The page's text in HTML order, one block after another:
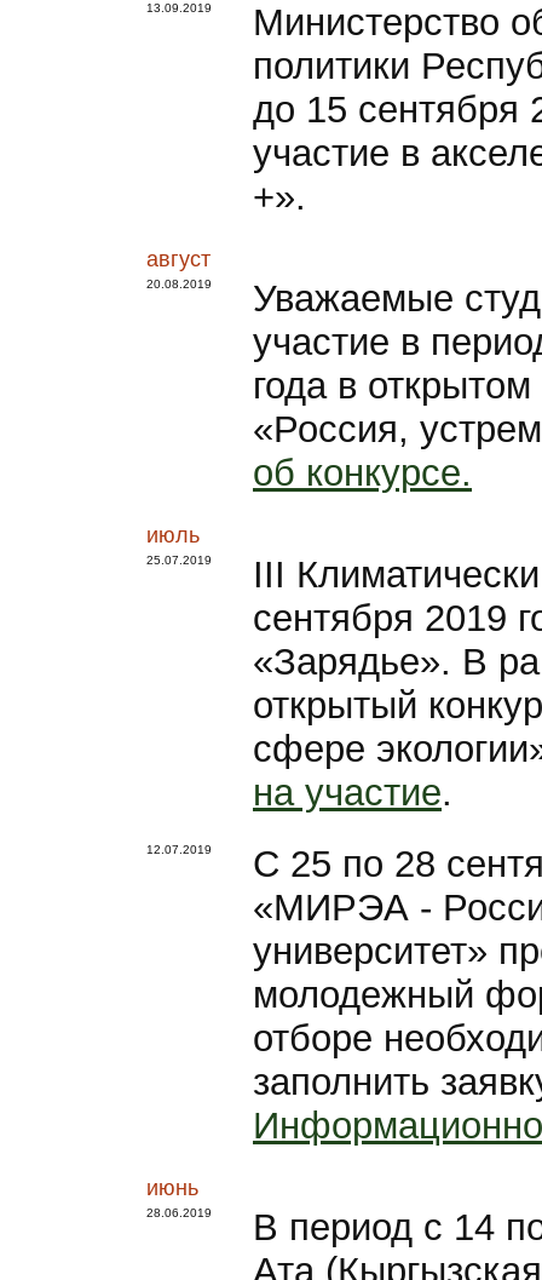
13.09.2019
Министерство
политики
до 15 сентября
участие в
+».
август
20.08.2019
Уважаемые
участие в
года в
«Россия,
об конкурсе.
июль
25.07.2019
III
сентября 2019
«Зарядье». В
открытый
сфере
на участие.
12.07.2019
С 25 по 28
«МИРЭА -
университет»
молодежный
отборе
заполнить
июнь
28.06.2019
В период с 14
Ата